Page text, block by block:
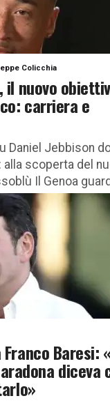
Colicchia
il nuovo
carriera e
Daniel Jebbison
scoperta del
Il Genoa
Baresi:
diceva